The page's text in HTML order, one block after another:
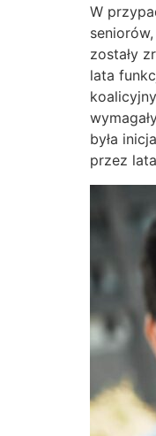
W
zostały
lata
była
przez